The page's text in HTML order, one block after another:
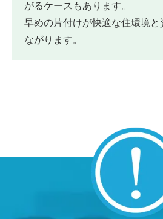
がるケースもあります。
早めの片付けが快適な住環境
ながります。